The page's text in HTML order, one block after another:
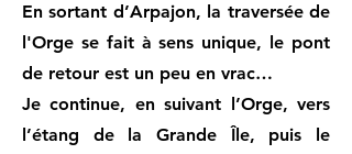
En sortant d’Arpajon, la traversée de
l'Orge se fait à sens unique, le pont
de retour est un peu en vrac…
Je continue, en suivant l’Orge, vers
l’étang de la Grande Île, puis le